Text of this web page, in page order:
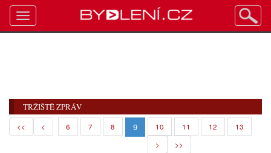
TRŽIŠTĚ ZPRÁV
<< < 6 7 8 9 10 11 12
13
>
>>
Toggle
navigation